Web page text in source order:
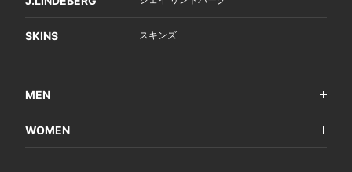
SKINS スキンズ
MEN
WOMEN